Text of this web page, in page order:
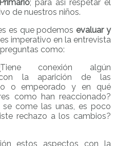
; para así respetar el
de nuestros niños.
es que podemos evaluar y
imperativo en la entrevista
como:
conexión algún
con la aparición de las
o empeorado y en qué
como han reaccionado?
se come las unas, es poco
rechazo a los cambios?
estos aspectos con la